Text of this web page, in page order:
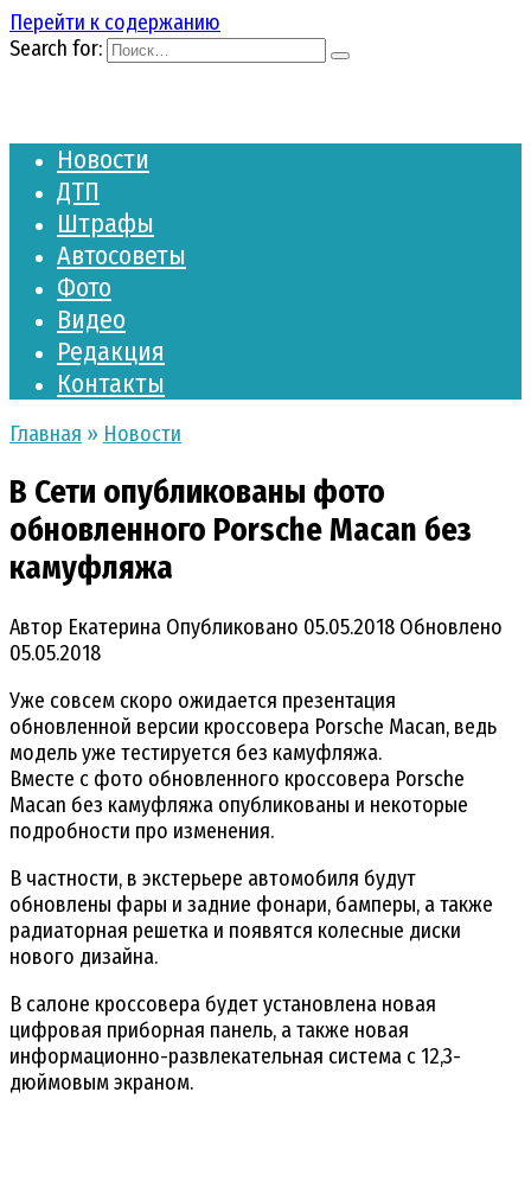
Перейти к содержанию
Search for:
Новости
ДТП
Штрафы
Автосоветы
Фото
Видео
Редакция
Контакты
Главная » Новости
В Сети опубликованы фото
обновленного Porsche Macan без
камуфляжа
Автор Екатерина Опубликовано 05.05.2018 Обновлено
05.05.2018
Уже совсем скоро ожидается презентация
обновленной версии кроссовера Porsche Macan, ведь
модель уже тестируется без камуфляжа.
Вместе с фото обновленного кроссовера Porsche
Macan без камуфляжа опубликованы и некоторые
подробности про изменения.
В частности, в экстерьере автомобиля будут
обновлены фары и задние фонари, бамперы, а также
радиаторная решетка и появятся колесные диски
нового дизайна.
В салоне кроссовера будет установлена новая
цифровая приборная панель, а также новая
информационно-развлекательная система с 12,3-
дюймовым экраном.